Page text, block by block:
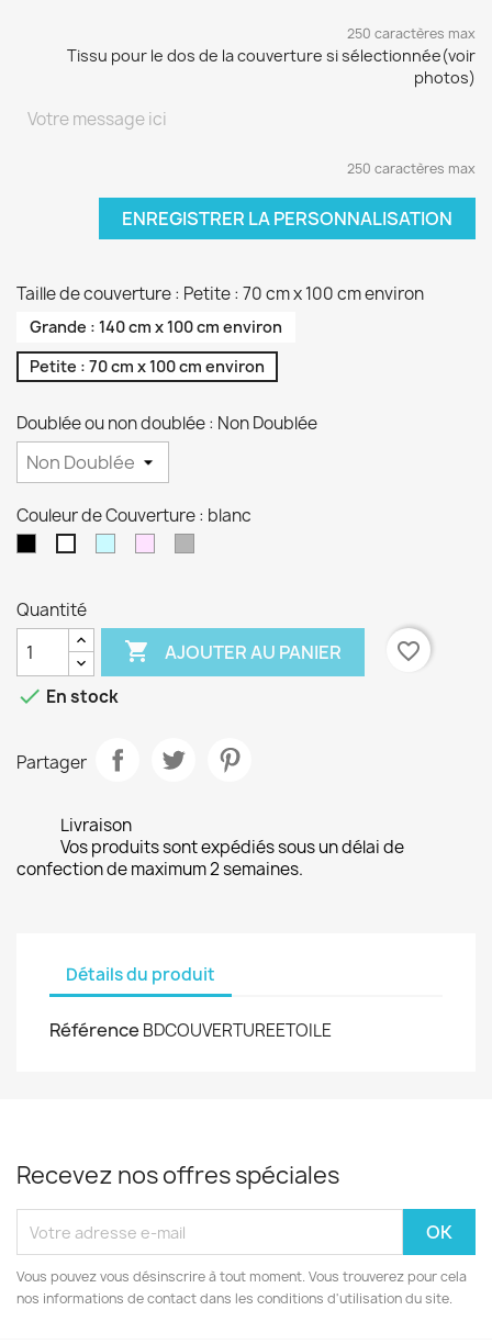
250 caractères max
Tissu pour le dos de la couverture si sélectionnée(voir
photos)
250 caractères max
ENREGISTRER LA PERSONNALISATION
Taille de couverture : Petite : 70 cm x 100 cm environ
Grande : 140 cm x 100 cm environ
Petite : 70 cm x 100 cm environ
Doublée ou non doublée : Non Doublée
Couleur de Couverture : blanc
Quantité
 AJOUTER AU PANIER
favorite_border
 En stock
Partager
Livraison
Vos produits sont expédiés sous un délai de
confection de maximum 2 semaines.
Détails du produit
Référence BDCOUVERTUREETOILE
Recevez nos offres spéciales
Vous pouvez vous désinscrire à tout moment. Vous trouverez pour cela
nos informations de contact dans les conditions d'utilisation du site.